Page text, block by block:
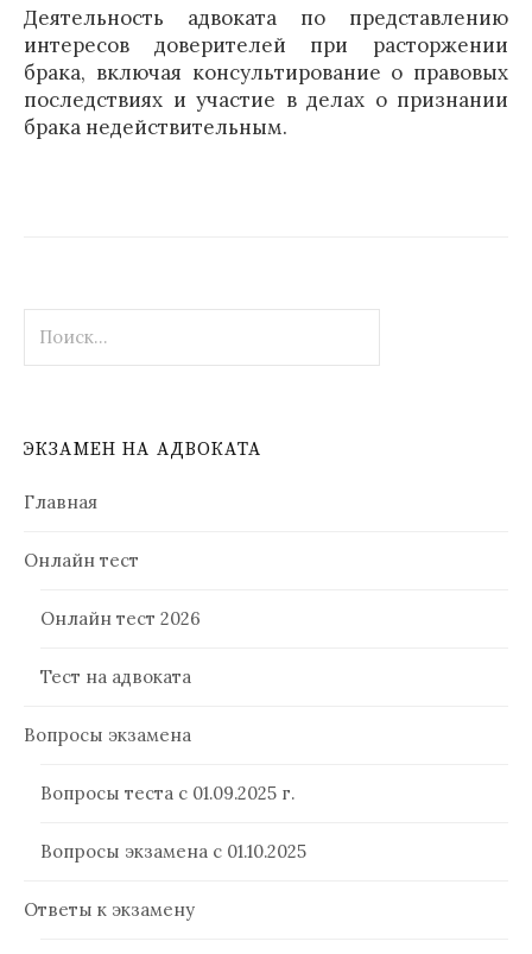
Деятельность адвоката по представлению
интересов доверителей при расторжении
брака, включая консультирование о правовых
последствиях и участие в делах о признании
брака недействительным.
ЭКЗАМЕН НА АДВОКАТА
Главная
Онлайн тест
Онлайн тест 2026
Тест на адвоката
Вопросы экзамена
Вопросы теста с 01.09.2025 г.
Вопросы экзамена с 01.10.2025
Ответы к экзамену